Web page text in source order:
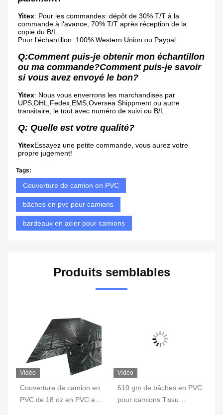
Yitex: Pour les commandes: dépôt de 30% T/T à la
commande à l'avance, 70% T/T après réception de la
copie du B/L.
Pour l'échantillon: 100% Western Union ou Paypal
Q:Comment puis-je obtenir mon échantillon
ou ma commande?Comment puis-je savoir
si vous avez envoyé le bon?
Yitex: Nous vous enverrons les marchandises par
UPS,DHL,Fedex,EMS,Oversea Shippment ou autre
transitaire, le tout avec numéro de suivi ou B/L.
Q: Quelle est votre qualité?
YitexEssayez une petite commande, vous aurez votre
propre jugement!
Tags:
Couverture de camion en PVC
bâches en pvc pour camions
bardeaux en acier pour camions
Produits semblables
Vidéo
Couverture de camion en
PVC de 18 oz en PVC en
Vidéo
610 gm de bâches en PVC
pour camions Tissu